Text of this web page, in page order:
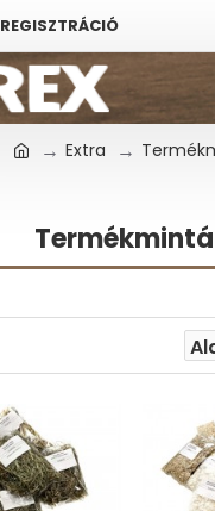
REGISZTRÁCIÓ
Extra